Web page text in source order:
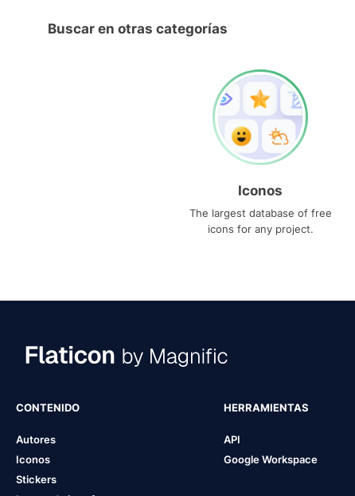
Buscar en otras categorías
Iconos
The largest database of free
icons for any project.
CONTENIDO
Autores
Iconos
Stickers
HERRAMIENTAS
API
Google Workspace